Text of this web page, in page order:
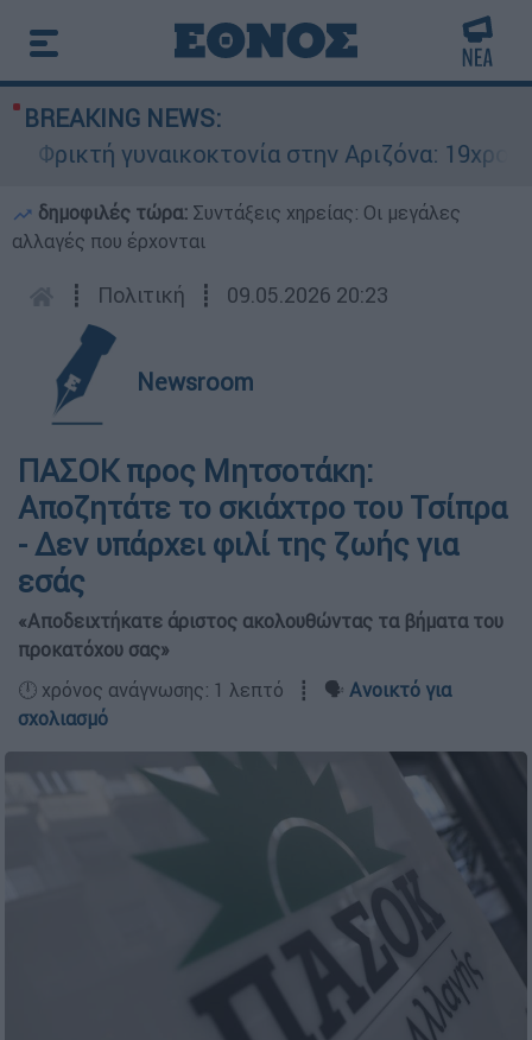
BREAKING NEWS:
Φρικτή γυναικοκτονία στην Αριζόνα: 19χρονη
δημοφιλές τώρα: Συντάξεις χηρείας: Οι μεγάλες
αλλαγές που έρχονται
┋ Πολιτική ┋ 09.05.2026 20:23
Newsroom
ΠΑΣΟΚ προς Μητσοτάκη:
Αποζητάτε το σκιάχτρο του Τσίπρα
- Δεν υπάρχει φιλί της ζωής για
εσάς
«Αποδειχτήκατε άριστος ακολουθώντας τα βήματα του
προκατόχου σας»
🕛 χρόνος ανάγνωσης: 1 λεπτό ┋ 🗣️ Ανοικτό για
σχολιασμό